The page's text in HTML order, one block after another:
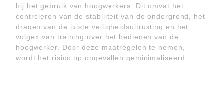
bij het gebruik van hoogwerkers. Dit omvat het
controleren van de stabiliteit van de ondergrond, het
dragen van de juiste veiligheidsuitrusting en het
volgen van training over het bedienen van de
hoogwerker. Door deze maatregelen te nemen,
wordt het risico op ongevallen geminimaliseerd.